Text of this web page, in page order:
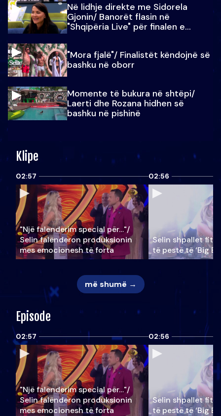
Në lidhje direkte me Sidorela
Gjonin/ Banorët flasin në
"Shqipëria Live" për finalen e
"Mora fjalë"/ Finalistët këndojnë së
bashku në oborr
Momente të bukura në shtëpi/
Laerti dhe Rozana hidhen së
bashku në pishinë
Klipe
02:57
"Një falenderim special për…"/
Selin falënderon produksionin
mes emocionesh të forta
02:56
Selin shpallet
të pestë të ‘Big
më shumë →
Episode
02:57
"Një falenderim special për…"/
Selin falënderon produksionin
mes emocionesh të forta
02:56
Selin shpallet
të pestë të ‘Big